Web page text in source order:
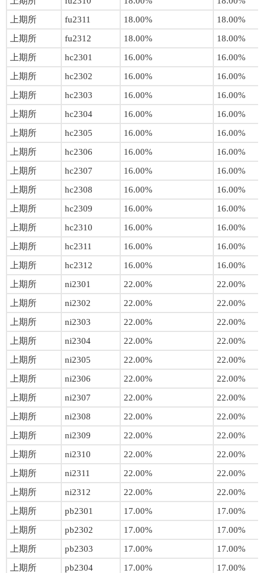
上期所
fu2311 18.00%
18.00%
上期所
fu2312 18.00%
18.00%
上期所
hc2301 16.00%
16.00%
上期所
hc2302 16.00%
16.00%
上期所
hc2303 16.00%
16.00%
上期所
hc2304 16.00%
16.00%
上期所
hc2305 16.00%
16.00%
上期所
hc2306 16.00%
16.00%
上期所
hc2307 16.00%
16.00%
上期所
hc2308 16.00%
16.00%
上期所
hc2309 16.00%
16.00%
上期所
hc2310 16.00%
16.00%
上期所
hc2311 16.00%
16.00%
上期所
hc2312 16.00%
16.00%
上期所
ni2301 22.00%
22.00%
上期所
ni2302 22.00%
22.00%
上期所
ni2303 22.00%
22.00%
上期所
ni2304 22.00%
22.00%
上期所
ni2305 22.00%
22.00%
上期所
ni2306 22.00%
22.00%
上期所
ni2307 22.00%
22.00%
上期所
ni2308 22.00%
22.00%
上期所
ni2309 22.00%
22.00%
上期所
ni2310 22.00%
22.00%
上期所
ni2311 22.00%
22.00%
上期所
ni2312 22.00%
22.00%
上期所
pb2301 17.00%
17.00%
上期所
pb2302 17.00%
17.00%
上期所
pb2303 17.00%
17.00%
上期所
pb2304 17.00%
17.00%